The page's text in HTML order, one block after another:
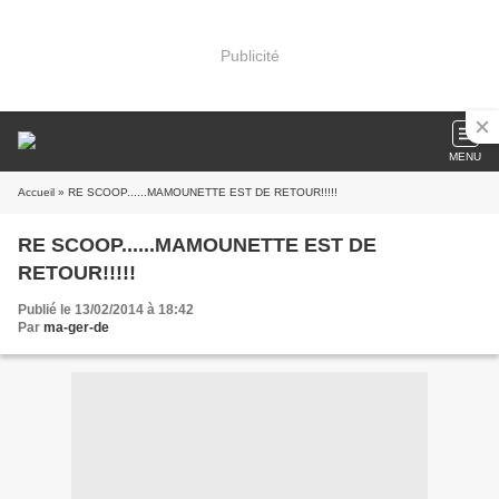
Publicité
MENU
Accueil » RE SCOOP......MAMOUNETTE EST DE RETOUR!!!!!
RE SCOOP......MAMOUNETTE EST DE
RETOUR!!!!!
Publié le 13/02/2014 à 18:42
Par ma-ger-de